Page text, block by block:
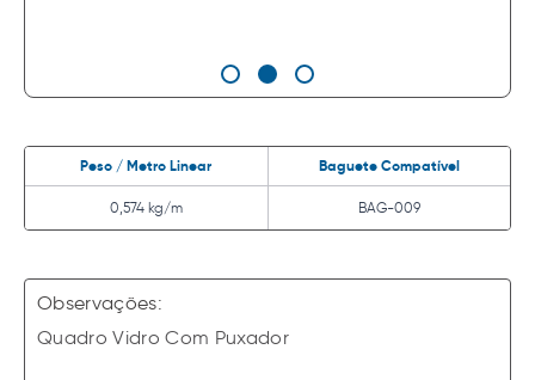
Peso / Metro Linear Baguete Compatível
0,574 kg/m BAG-009
Observações:
Quadro Vidro Com Puxador